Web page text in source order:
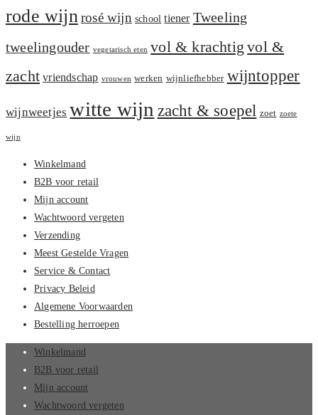
rode wijn rosé wijn school tiener Tweeling
tweelingouder vegetarisch eten vol & krachtig vol &
zacht vriendschap vrouwen werken wijnliefhebber wijntopper
wijnweetjes witte wijn zacht & soepel zoet zoete
wijn
Winkelmand
B2B voor retail
Mijn account
Wachtwoord vergeten
Verzending
Meest Gestelde Vragen
Service & Contact
Privacy Beleid
Algemene Voorwaarden
Bestelling herroepen
Winkelmand
B2B voor retail
Mijn account
Wachtwoord vergeten